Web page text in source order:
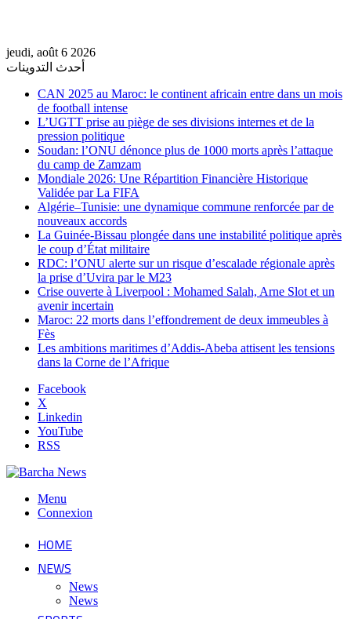
jeudi, août 6 2026
أحدث التدوينات
CAN 2025 au Maroc: le continent africain entre dans un mois
de football intense
L’UGTT prise au piège de ses divisions internes et de la
pression politique
Soudan: l’ONU dénonce plus de 1000 morts après l’attaque
du camp de Zamzam
Mondiale 2026: Une Répartition Financière Historique
Validée par La FIFA
Algérie–Tunisie: une dynamique commune renforcée par de
nouveaux accords
La Guinée-Bissau plongée dans une instabilité politique après
le coup d’État militaire
RDC: l’ONU alerte sur un risque d’escalade régionale après
la prise d’Uvira par le M23
Crise ouverte à Liverpool : Mohamed Salah, Arne Slot et un
avenir incertain
Maroc: 22 morts dans l’effondrement de deux immeubles à
Fès
Les ambitions maritimes d’Addis-Abeba attisent les tensions
dans la Corne de l’Afrique
Facebook
X
Linkedin
YouTube
RSS
Menu
Connexion
HOME
NEWS
News
News